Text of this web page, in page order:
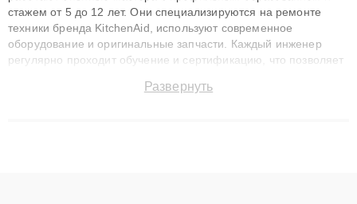
стажем от 5 до 12 лет. Они специализируются на ремонте
техники бренда KitchenAid, используют современное
оборудование и оригинальные запчасти. Каждый инженер
регулярно проходит обучение и сертификацию, что позволяет
технику с сохранением гарантии до 3 лет. Наши мастера
Развернуть